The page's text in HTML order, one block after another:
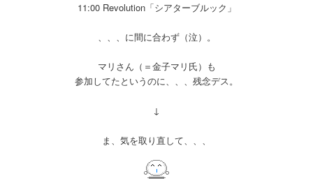
11:00 Revolution「シアターブルック」
、、、に間に合わず（泣）。
マリさん（＝金子マリ氏）も
参加してたというのに、、、残念デス。
↓
ま、気を取り直して、、、